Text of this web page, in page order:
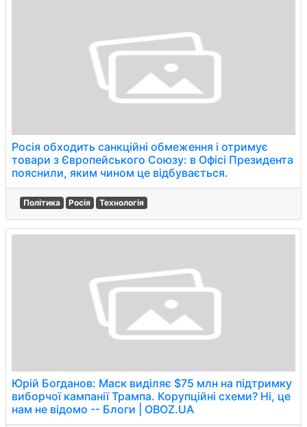
Росія обходить санкційні обмеження і отримує
товари з Європейського Союзу: в Офісі Президента
пояснили, яким чином це відбувається.
Політика Росія Технологія
Юрій Богданов: Маск виділяє $75 млн на підтримку
виборчої кампанії Трампа. Корупційні схеми? Ні, це
нам не відомо -- Блоги | OBOZ.UA